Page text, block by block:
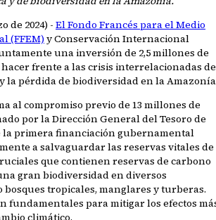
de 2024) - El Fondo Francés para el Medio
(FFEM)y Conservación Internacional
una inversión de 2,5 millones de
hacer frente a las crisis interrelacionadas
la pérdida de biodiversidad en la
al compromiso previo de 13 millones de
por la Dirección General del Tesoro de
la primera financiación gubernamental
a salvaguardar las reservas vitales de
que contienen reservas de carbono
gran biodiversidad en diversos
bosques tropicales, manglares y turberas.
fundamentales para mitigar los efectos